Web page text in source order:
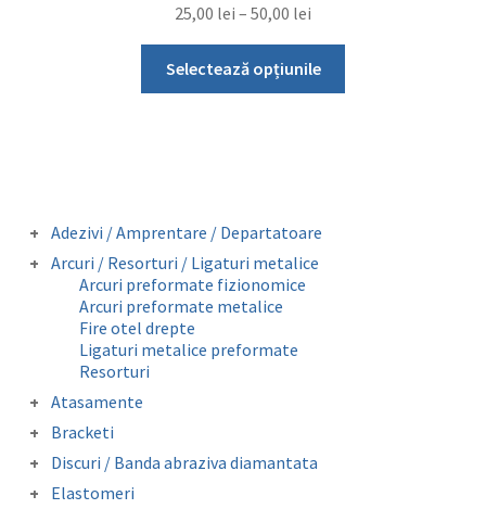
Adezivi / Amprentare / Departatoare
Adezivi bracketi
Adezivi inel molar
Amprentare
Departatoare
Arcuri / Resorturi / Ligaturi metalice
Arcuri preformate fizionomice
Arcuri preformate metalice
Fire otel drepte
Ligaturi metalice preformate
Resorturi
Atasamente
Butoni colabili
Carlige crimpabile
Contentie
Mini stops
Bracketi
Bracketi autoligaturanti
Bracketi fizionomici
Bracketi metalici
Discuri / Banda abraziva diamantata
Banda perforata abraziva metalica
Elastomeri
25,00 lei – 50,00 lei
de
prețuri:
25,00 lei
Selectează opțiunile